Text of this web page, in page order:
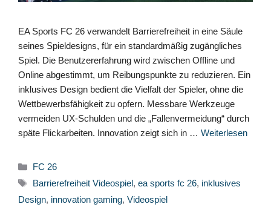
EA Sports FC 26 verwandelt Barrierefreiheit in eine Säule
seines Spieldesigns, für ein standardmäßig zugängliches
Spiel. Die Benutzererfahrung wird zwischen Offline und
Online abgestimmt, um Reibungspunkte zu reduzieren. Ein
inklusives Design bedient die Vielfalt der Spieler, ohne die
Wettbewerbsfähigkeit zu opfern. Messbare Werkzeuge
vermeiden UX-Schulden und die „Fallenvermeidung“ durch
späte Flickarbeiten. Innovation zeigt sich in … Weiterlesen
Kategorien
FC 26
Schlagwörter
Barrierefreiheit Videospiel, ea sports fc 26, inklusives
Design, innovation gaming, Videospiel